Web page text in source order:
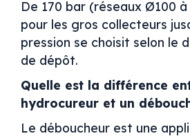
De 170 bar (réseaux Ø100
pour les gros collecteurs
pression se choisit selon le
de dépôt.
Quelle est la différence
hydrocureur et un
Le déboucheur est une